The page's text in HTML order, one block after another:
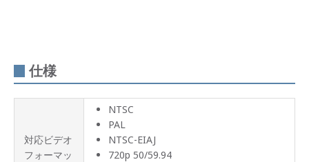
仕様
対応ビデオ
フォーマッ
NTSC
PAL
NTSC-EIAJ
720p 50/59.94